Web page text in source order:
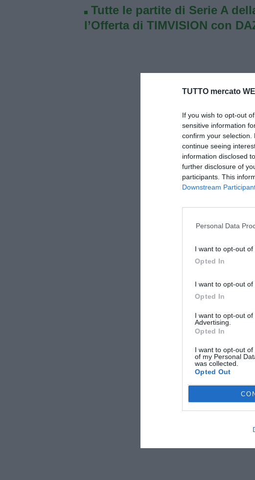
TUTTO mercato
If you wish to opt-out
sensitive information
confirm your
continue seeing
information disclosed
further disclosure of
participants. This
Downstream
Personal Data
I want to opt-out
Opted In
I want to opt-out of
Opted In
I want to opt-out
Advertising.
Opted In
I want to opt-out
of my Personal
was collected.
Opted Out
Tutte le partite di Serie A
l’Offerta di TIMVISION con